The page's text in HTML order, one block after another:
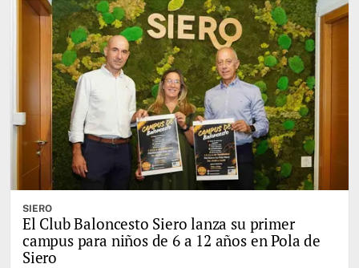
SIERO
El Club Baloncesto Siero lanza su primer
campus para niños de 6 a 12 años en Pola de
Siero